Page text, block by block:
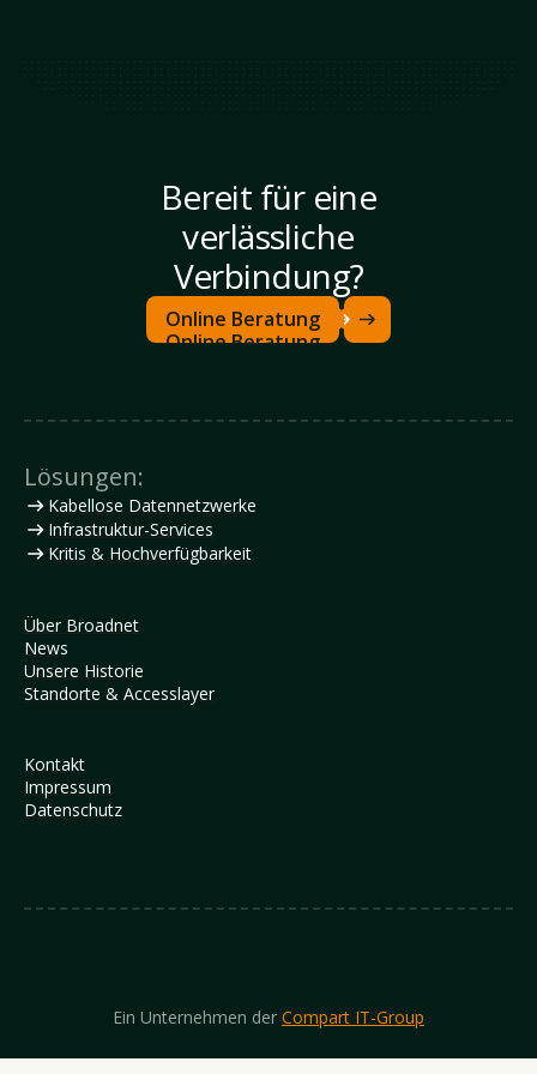
Bereit für eine
verlässliche
Verbindung?
Online Beratung
Online Beratung
Lösungen:
Kabellose Datennetzwerke
Infrastruktur-Services
Kritis & Hochverfügbarkeit
Über Broadnet
News
Unsere Historie
Standorte & Accesslayer
Kontakt
Impressum
Datenschutz
Ein Unternehmen der Compart IT-Group